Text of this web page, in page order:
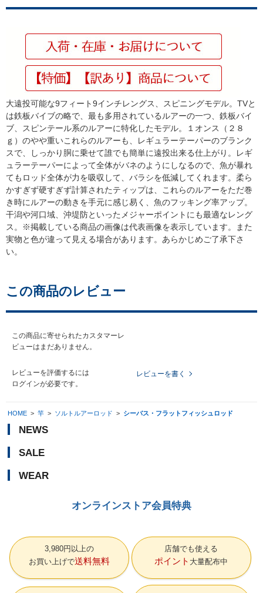
大遠投可能な9フィート9インチレングス、スピニングモデル。TVと
は鉄板バイブの略で、最も多用されているルアーの一つ、鉄板バイ
ブ、スピンテール系のルアーに特化したモデル。１オンス（２８
ｇ）のやや重いこれらのルアーも、レギュラーテーパーのブランク
スで、しっかり胴に乗せて誰でも簡単に遠投出来る仕上がり。レギ
ュラーテーパーによって全体がバネのようにしなるので、魚が暴れ
てもロッド全体が力を吸収して、バラシを低減してくれます。柔ら
かすぎず硬すぎず計算されたティップは、これらのルアーをただ巻
き時にルアーの動きを手元に感じ易く、魚のフッキング率アップ。
干潟や河口域、沖堤防といったメジャーポイントにも最適なレング
ス。※掲載している商品の画像は代表画像を表示しています。また
実物と色が違って見える場合があります。あらかじめご了承下さ
い。
この商品のレビュー
この商品に寄せられたカスタマーレ
ビューはまだありません。
レビューを評価するには
ログインが必要です。
レビューを書く
HOME > 竿 > ソルトルアーロッド > シーバス・フラットフィッシュロッド
NEWS
SALE
WEAR
オンラインストア会員特典
3,980円以上の
お買い上げで送料無料
店舗でも使える
ポイント 大量配布中